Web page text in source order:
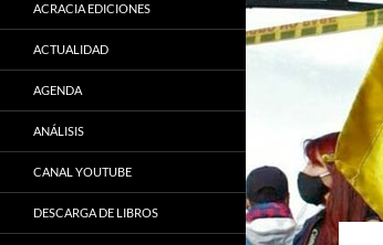
ACRACIA EDICIONES
ACTUALIDAD
AGENDA
ANÁLISIS
CANAL YOUTUBE
DESCARGA DE LIBROS